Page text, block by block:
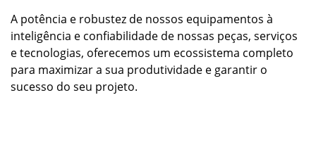
A potência e robustez de nossos equipamentos à
inteligência e confiabilidade de nossas peças, serviços
e tecnologias, oferecemos um ecossistema completo
para maximizar a sua produtividade e garantir o
sucesso do seu projeto.